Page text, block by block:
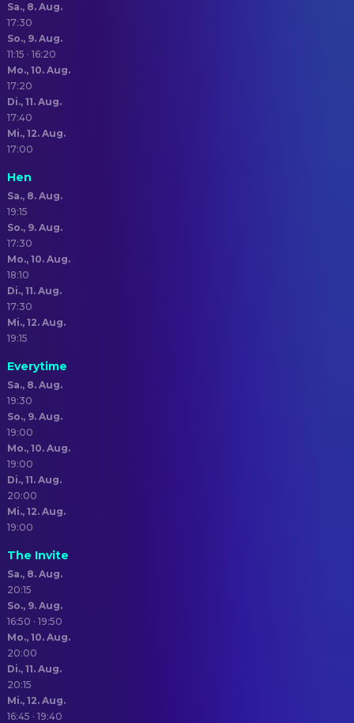
Sa., 8. Aug.
17:30
So., 9. Aug.
11:15 · 16:20
Mo., 10. Aug.
17:20
Di., 11. Aug.
17:40
Mi., 12. Aug.
17:00
Hen
Sa., 8. Aug.
19:15
So., 9. Aug.
17:30
Mo., 10. Aug.
18:10
Di., 11. Aug.
17:30
Mi., 12. Aug.
19:15
Everytime
Sa., 8. Aug.
19:30
So., 9. Aug.
19:00
Mo., 10. Aug.
19:00
Di., 11. Aug.
20:00
Mi., 12. Aug.
19:00
The Invite
Sa., 8. Aug.
20:15
So., 9. Aug.
16:50 · 19:50
Mo., 10. Aug.
20:00
Di., 11. Aug.
20:15
Mi., 12. Aug.
16:45 · 19:40